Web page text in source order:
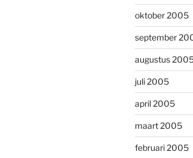
oktober 2005
september
augustus
juli 2005
april 2005
maart 2005
februari 2005